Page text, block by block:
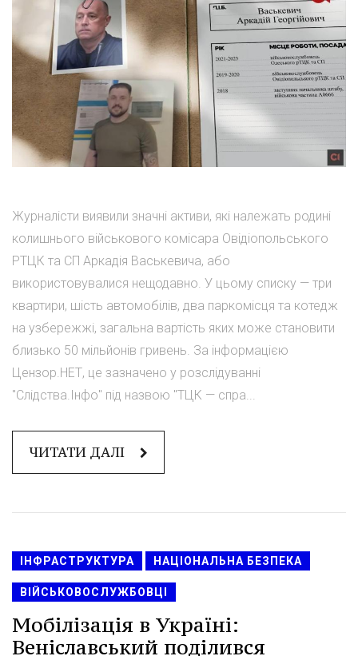
Журналісти виявили значні активи, які належать родині
колишнього військового комісара Овідіопольського
РТЦК та СП Аркадія Васькевича, або
використовувалися нещодавно. У цьому списку — три
квартири, шість автомобілів, два паркомісця та котедж
на узбережжі, загальна вартість яких може становити
близько 50 мільйонів гривень. За інформацією
Цензор.НЕТ, це зазначено у розслідуванні
"Слідства.Інфо" під назвою "ТЦК — спра...
ЧИТАТИ ДАЛІ
ІНФРАСТРУКТУРА НАЦІОНАЛЬНА БЕЗПЕКА
ВІЙСЬКОВОСЛУЖБОВЦІ
Мобілізація в Україні:
Веніславський поділився